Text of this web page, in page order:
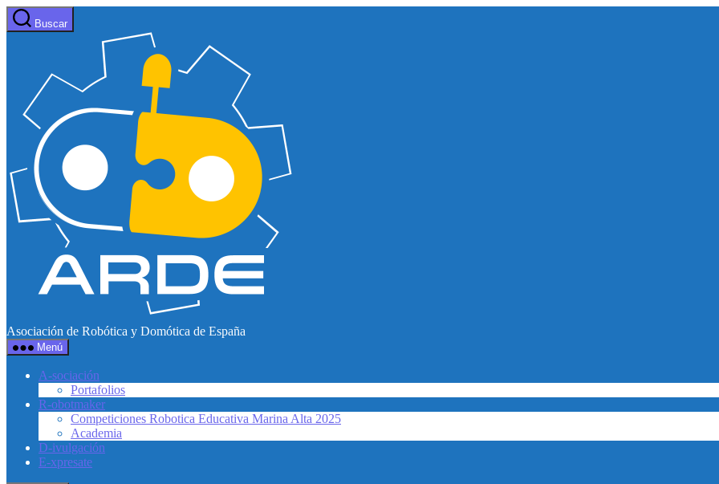
Saltar
al
Buscar
Asociación de Robótica y Domótica de España
Menú
A-sociación
Portafolios
R-obotmaker
Competiciones Robotica Educativa Marina Alta 2025
Academia
D-ivulgación
E-xpresate